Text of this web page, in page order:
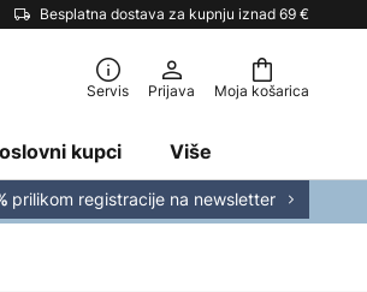
Besplatna dostava za kupnju iznad 69 €
Moja košarica
Servis Prijava
kupci Više
prilikom registracije na newsletter